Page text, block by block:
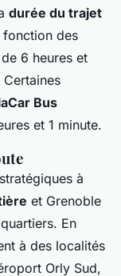
durée du trajet
fonction des
6 heures et
Bus
et 1 minute.
à
et Grenoble
En
à des localités
Orly Sud,